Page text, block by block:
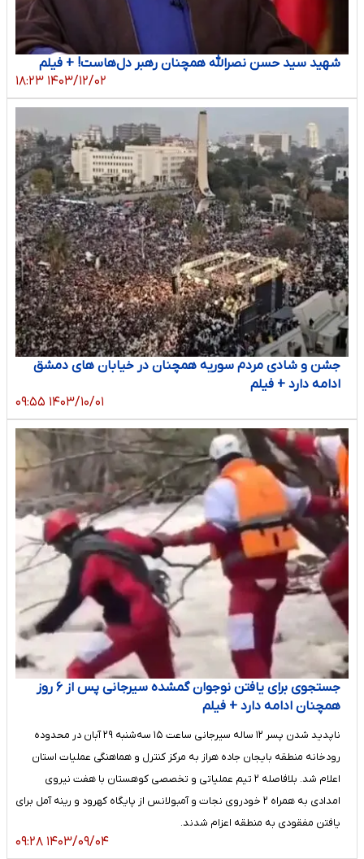
شهید سید حسن نصرالله همچنان رهبر دل‌هاست! + فیلم
۱۴۰۳/۱۲/۰۲ ۱۸:۲۳
جشن و شادی مردم سوریه همچنان در خیابان های دمشق
ادامه دارد + فیلم
۱۴۰۳/۱۰/۰۱ ۰۹:۵۵
جستجوی برای یافتن نوجوان گمشده سیرجانی پس از ۶ روز
همچنان ادامه دارد + فیلم
ناپدید شدن پسر ۱۲ ساله سیرجانی ساعت ۱۵ سه‌شنبه ۲۹ آبان‌ در محدوده
رودخانه منطقه بایجان جاده هراز به مرکز کنترل و هماهنگی عملیات استان
اعلام شد. بلافاصله ۲ تیم عملیاتی و تخصصی کوهستان با هفت نیروی
امدادی به همراه ۲ خودروی نجات و آمبولانس از پایگاه کهرود و رینه آمل برای
یافتن مفقودی به منطقه اعزام شدند.
۱۴۰۳/۰۹/۰۴ ۰۹:۲۸